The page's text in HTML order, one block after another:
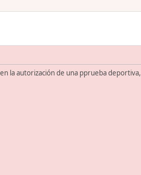
la autorización de una pprueba deportiva,